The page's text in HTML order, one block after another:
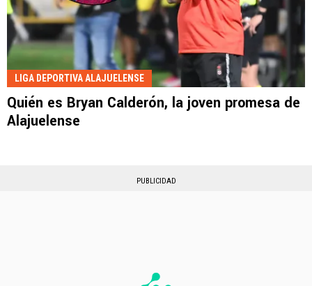
LIGA DEPORTIVA ALAJUELENSE
Quién es Bryan Calderón, la joven promesa de
Alajuelense
PUBLICIDAD